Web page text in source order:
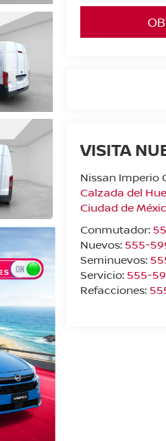
VISITA
Nissan Imperio
Calzada del
Ciudad de
Conmutador:
Nuevos: 555-
Seminuevos:
Servicio: 555-
Refacciones: